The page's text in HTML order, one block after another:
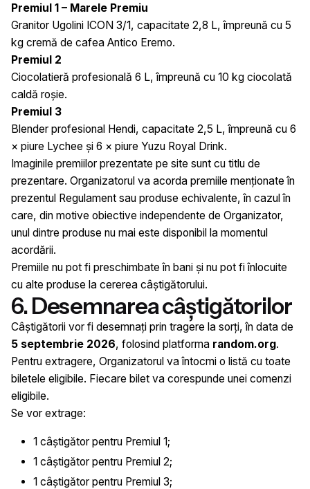
Premiul 1 – Marele Premiu
Granitor Ugolini ICON 3/1, capacitate 2,8 L, împreună cu 5
kg cremă de cafea Antico Eremo.
Premiul 2
Ciocolatieră profesională 6 L, împreună cu 10 kg ciocolată
caldă roșie.
Premiul 3
Blender profesional Hendi, capacitate 2,5 L, împreună cu 6
× piure Lychee și 6 × piure Yuzu Royal Drink.
Imaginile premiilor prezentate pe site sunt cu titlu de
prezentare. Organizatorul va acorda premiile menționate în
prezentul Regulament sau produse echivalente, în cazul în
care, din motive obiective independente de Organizator,
unul dintre produse nu mai este disponibil la momentul
acordării.
Premiile nu pot fi preschimbate în bani și nu pot fi înlocuite
cu alte produse la cererea câștigătorului.
6. Desemnarea câștigătorilor
Câștigătorii vor fi desemnați prin tragere la sorți, în data de
5 septembrie 2026, folosind platforma random.org.
Pentru extragere, Organizatorul va întocmi o listă cu toate
biletele eligibile. Fiecare bilet va corespunde unei comenzi
eligibile.
Se vor extrage:
1 câștigător pentru Premiul 1;
1 câștigător pentru Premiul 2;
1 câștigător pentru Premiul 3;